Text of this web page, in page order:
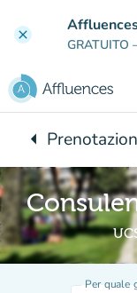
clear
GRATUITO
arrow_leftTorna a:
Per quale